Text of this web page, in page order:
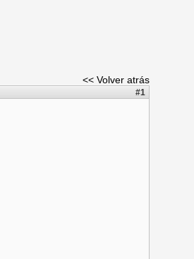
<< Volver atrás
#1